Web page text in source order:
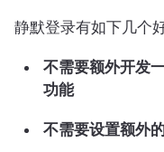
静默登录有如下几个
不需要额外开发
功能
不需要设置额外